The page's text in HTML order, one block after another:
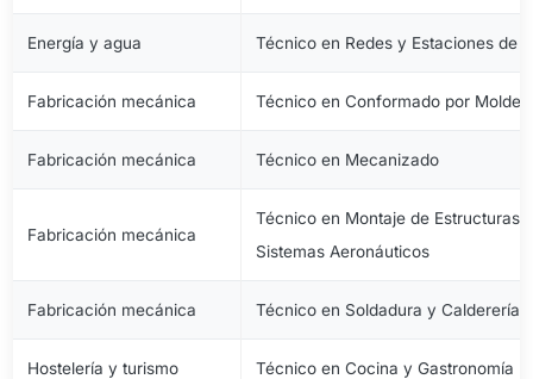
Energía y agua Técnico en Redes y Estaciones de
Fabricación mecánica Técnico en Conformado por
Fabricación mecánica Técnico en Mecanizado
Fabricación mecánica
Técnico en Montaje de Estructuras
Sistemas Aeronáuticos
Fabricación mecánica Técnico en Soldadura y Calderería
Hostelería y turismo Técnico en Cocina y Gastronomía